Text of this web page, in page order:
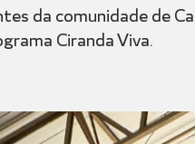
da comunidade de
Ciranda Viva.